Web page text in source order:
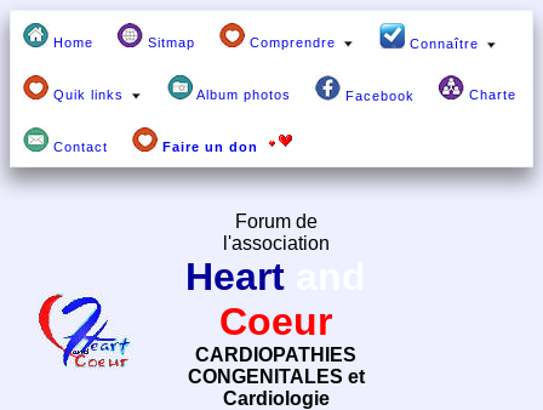
Home Sitmap Comprendre Connaître
Quik links Album photos Facebook Charte
Contact Faire un don
Forum de
l'association
Heart
Coeur
CARDIOPATHIES
CONGENITALES et
Cardiologie